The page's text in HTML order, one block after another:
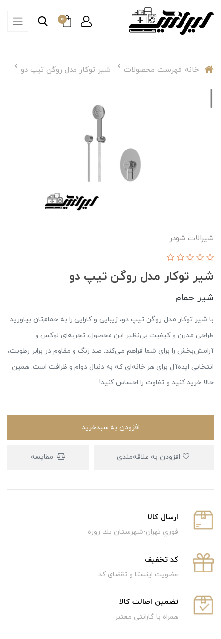
0
خانه فهرست محصولات شیر توکار مدل روگن تیپ دو
شيرالات شودر
شیر توکار مدل روگن تیپ دو
شیر حمام
با شیر توکار مدل روگن تیپ دو، زیبایی و کارایی را به حمام‌تان بیاورید.
طراحی مدرن و کیفیت بی‌نظیر این محصول، تجربه‌ای لوکس و
آرامش‌بخش را برای شما فراهم می‌کند. ضد زنگ و مقاوم در برابر رطوبت،
انتخابی ایده‌آل برای هر خانه‌ای که به دنبال دوام و ظرافت است. همین
حالا خرید کنید و تفاوت را احساس کنید!
افزودن به سبدخرید
مقایسه
ارسال كالا
فوري تهران-شهرستان يك روزه
كد تخفيف
عضویت اینستا و تقضای کد
تضمین اصالت کالا
همراه با گارانتی معتبر